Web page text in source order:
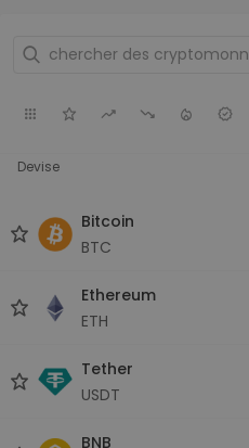
Devise
Bitcoin
BTC
Ethereum
ETH
Tether
USDT
BNB